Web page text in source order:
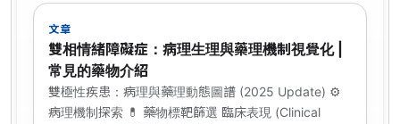
文章
雙相情緒障礙症：病理生理與藥理機制視覺化 |
常見的藥物介紹
雙極性疾患：病理與藥理動態圖譜 (2025 Update) ⚙️
病理機制探索 💊 藥物標靶篩選 臨床表現 (Clinical